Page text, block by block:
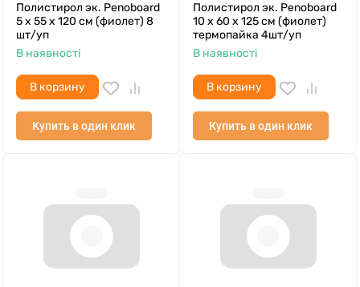
Полистирол эк. Penoboard
5 х 55 х 120 см (фиолет) 8
шт/уп
В наявності
В корзину
Купить в один клик
Полистирол эк. Penoboard
10 х 60 х 125 см (фиолет)
термопайка 4шт/уп
В наявності
В корзину
Купить в один клик